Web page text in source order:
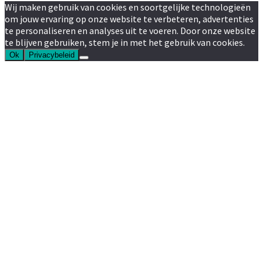
Wij maken gebruik van cookies en soortgelijke technologieën
om jouw ervaring op onze website te verbeteren, advertenties
te personaliseren en analyses uit te voeren. Door onze website
te blijven gebruiken, stem je in met het gebruik van cookies.
Ok Privacybeleid